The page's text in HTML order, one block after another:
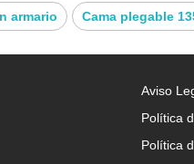
armario Cama plegable
Aviso
Política
Política